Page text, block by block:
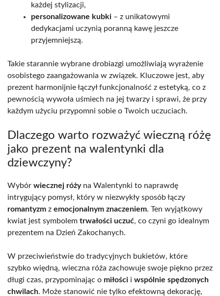
każdej stylizacji,
personalizowane kubki – z unikatowymi
dedykacjami uczynią poranną kawę jeszcze
przyjemniejszą.
Takie starannie wybrane drobiazgi umożliwiają wyrażenie
osobistego zaangażowania w związek. Kluczowe jest, aby
prezent harmonijnie łączył funkcjonalność z estetyką, co z
pewnością wywoła uśmiech na jej twarzy i sprawi, że przy
każdym użyciu przypomni sobie o Twoich uczuciach.
Dlaczego warto rozważyć wieczną różę
jako prezent na walentynki dla
dziewczyny?
Wybór wiecznej różyna Walentynki to naprawdę
intrygujący pomysł, który w niezwykły sposób łączy
romantyzm z emocjonalnym znaczeniem. Ten wyjątkowy
kwiat jest symbolem trwałości uczuć, co czyni go idealnym
prezentem na Dzień Zakochanych.
W przeciwieństwie do tradycyjnych bukietów, które
szybko więdną, wieczna róża zachowuje swoje piękno przez
długi czas, przypominając o miłości i wspólnie spędzonych
chwilach. Może stanowić nie tylko efektowną dekorację,